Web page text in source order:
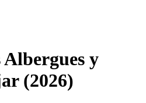
y
(2026)